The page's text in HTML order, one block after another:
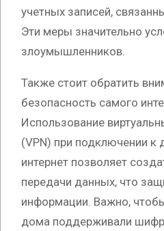
учетных записей,
Эти меры значительно
злоумышленников.
Также стоит обратить
безопасность самого
Использование
(VPN) при подключении к
интернет позволяет
передачи данных, что
информации. Важно,
дома поддерживали